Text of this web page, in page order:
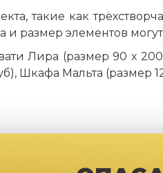
такие как
размер элементов
Лира (размер 90 x
Шкафа Мальта (размер